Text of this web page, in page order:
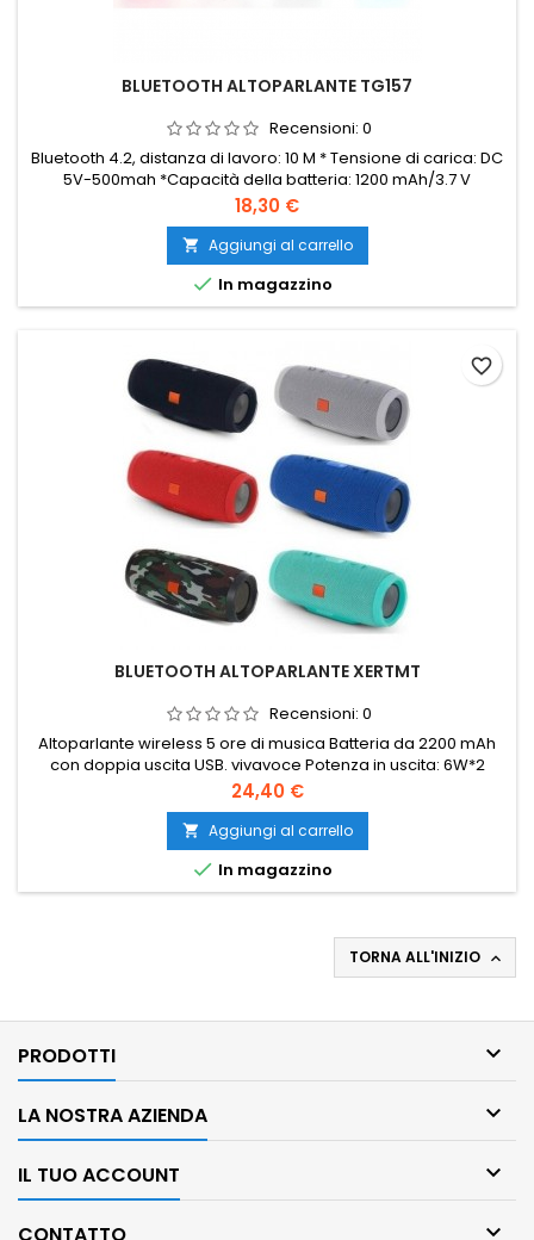
BLUETOOTH ALTOPARLANTE TG157
Recensioni: 0
Bluetooth 4.2, distanza di lavoro: 10 M * Tensione di carica: DC
5V-500mah *Capacità della batteria: 1200 mAh/3.7 V
incorporati * Altoparlante: 45MM＊2 *Potenza: 5W *2 Peso del
prodotto: 490 g
Prezzo
18,30 €
 Aggiungi al carrello
 In magazzino
BLUETOOTH ALTOPARLANTE XERTMT
Recensioni: 0
Altoparlante wireless 5 ore di musica Batteria da 2200 mAh
con doppia uscita USB. vivavoce Potenza in uscita: 6W*2
Risposta in frequenza: 70Hz – 20kHz
Prezzo
24,40 €
 Aggiungi al carrello
 In magazzino
favorite_border
TORNA ALL'INIZIO 
PRODOTTI 
LA NOSTRA AZIENDA 
IL TUO ACCOUNT 
